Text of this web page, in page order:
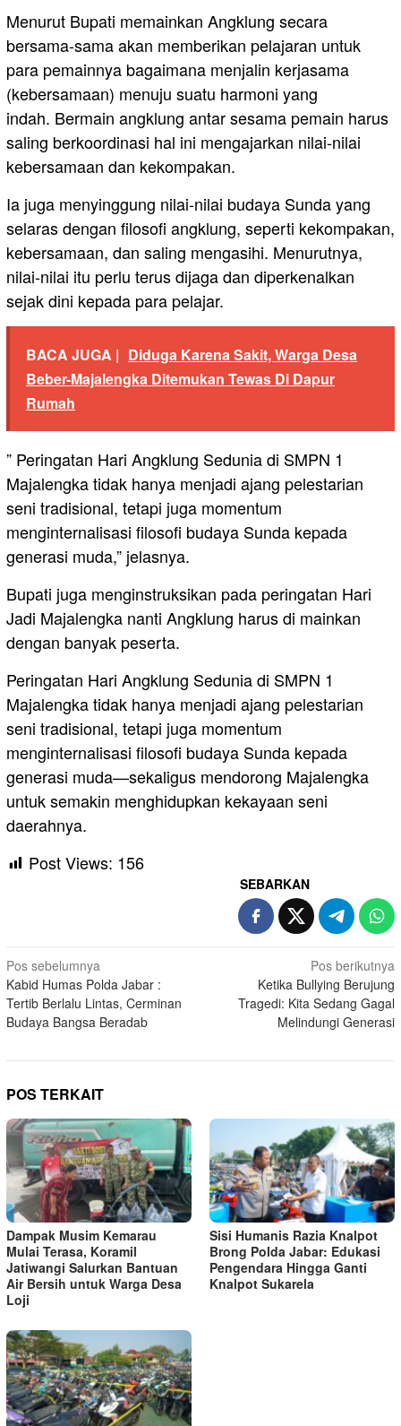
Menurut Bupati memainkan Angklung secara
bersama-sama akan memberikan pelajaran untuk
para pemainnya bagaimana menjalin kerjasama
(kebersamaan) menuju suatu harmoni yang
indah. Bermain angklung antar sesama pemain harus
saling berkoordinasi hal ini mengajarkan nilai-nilai
kebersamaan dan kekompakan.
Ia juga menyinggung nilai-nilai budaya Sunda yang
selaras dengan filosofi angklung, seperti kekompakan,
kebersamaan, dan saling mengasihi. Menurutnya,
nilai-nilai itu perlu terus dijaga dan diperkenalkan
sejak dini kepada para pelajar.
BACA JUGA | Diduga Karena Sakit, Warga Desa
Beber-Majalengka Ditemukan Tewas Di Dapur
Rumah
” Peringatan Hari Angklung Sedunia di SMPN 1
Majalengka tidak hanya menjadi ajang pelestarian
seni tradisional, tetapi juga momentum
menginternalisasi filosofi budaya Sunda kepada
generasi muda,” jelasnya.
Bupati juga menginstruksikan pada peringatan Hari
Jadi Majalengka nanti Angklung harus di mainkan
dengan banyak peserta.
Peringatan Hari Angklung Sedunia di SMPN 1
Majalengka tidak hanya menjadi ajang pelestarian
seni tradisional, tetapi juga momentum
menginternalisasi filosofi budaya Sunda kepada
generasi muda—sekaligus mendorong Majalengka
untuk semakin menghidupkan kekayaan seni
daerahnya.
Post Views: 156
SEBARKAN
Navigasi
pos
Pos sebelumnya
Kabid Humas Polda Jabar :
Tertib Berlalu Lintas, Cerminan
Budaya Bangsa Beradab
Pos berikutnya
Ketika Bullying Berujung
Tragedi: Kita Sedang Gagal
Melindungi Generasi
POS TERKAIT
Dampak Musim Kemarau
Mulai Terasa, Koramil
Jatiwangi Salurkan Bantuan
Air Bersih untuk Warga Desa
Loji
Sisi Humanis Razia Knalpot
Brong Polda Jabar: Edukasi
Pengendara Hingga Ganti
Knalpot Sukarela